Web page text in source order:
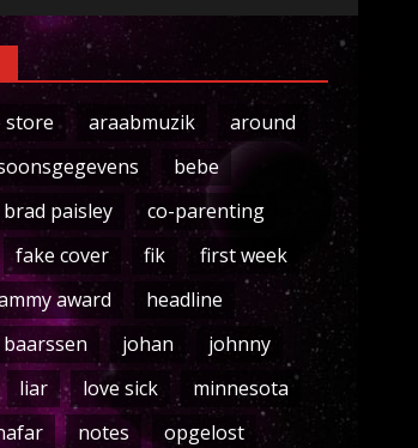
store araabmuzik
around
bebe
brad paisley
co-parenting
fake cover fik
first week
award
headline
johan
johnny
liar love sick
minnesota
notes
opgelost